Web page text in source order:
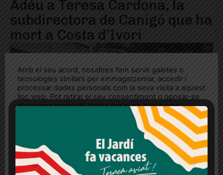
Adéu a Teresa Cardona, la
subdirectora de Canigó que ha
mort a Costa d’Ivori
Amb el seu acord, nosaltres fem servir galetes o
tecnologies similars per emmagatzemar, accedir i
processar dades personals com la seva visita a aquest
lloc web. Pot retirar el seu consentiment o oposar-se
al processament de dades basat en interessos
legítims en qualsevol moment fent clic a "Ajustos de
cookies" o a la nostra Política de privacitat en aquest
lloc web. Si cliques "acceptar" dones el teu
Més informació Acceptar Rebutjar tot